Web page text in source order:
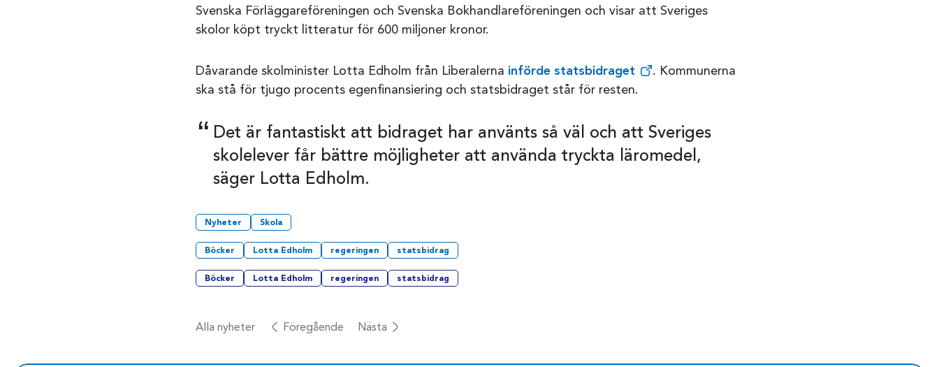
Svenska Förläggareföreningen och Svenska Bokhandlareföreningen och visar att Sveriges
skolor köpt tryckt litteratur för 600 miljoner kronor.
Dåvarande skolminister Lotta Edholm från Liberalerna införde statsbidraget
. Kommunerna
ska stå för tjugo procents egenfinansiering och statsbidraget står för resten.
Det är fantastiskt att bidraget har använts så väl och att Sveriges
skolelever får bättre möjligheter att använda tryckta läromedel,
säger Lotta Edholm.
Nyheter Skola
Böcker Lotta Edholm regeringen statsbidrag
Böcker Lotta Edholm regeringen statsbidrag
Alla nyheter Föregående Nästa